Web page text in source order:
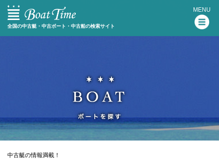
全国の中古艇・中古ボート・中古船の検索サイト
MENU
中古艇の情報満載！